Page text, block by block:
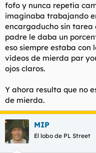
fofo y nunca repetía
imaginaba trabajando
encargaducho sin
padre le daba un
eso siempre estaba con
vídeos de mierda par
ojos claros.
Y ahora resulta que no
de mierda.
MIP
El lobo de PL Street